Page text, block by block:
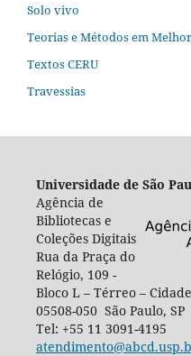
Solo vivo
Teorias e Métodos em
Textos CERU
Travessias
Universidade de São
Agência de
Bibliotecas e
Coleções Digitais
Rua da Praça do
Relógio, 109 -
Bloco L – Térreo –
05508-050 São Paulo,
Tel: +55 11 3091-4195